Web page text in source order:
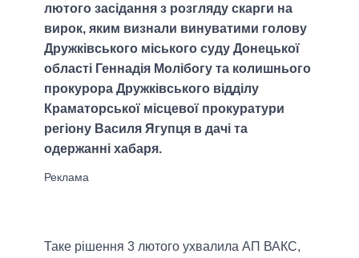
лютого засідання з розгляду скарги на
вирок, яким визнали винуватими голову
Дружківського міського суду Донецької
області Геннадія Молібогу та колишнього
прокурора Дружківського відділу
Краматорської місцевої прокуратури
регіону Василя Ягупця в дачі та
одержанні хабаря.
Таке рішення 3 лютого ухвалила АП ВАКС,